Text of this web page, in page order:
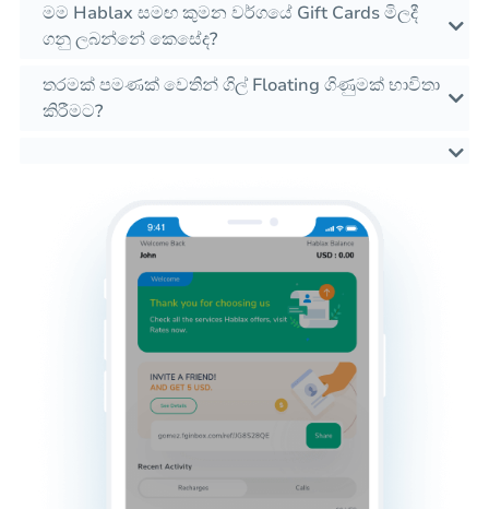
මම Hablax සමඟ කුමන වර්ගයේ Gift Cards මිලදී
ගනු ලබන්නේ කෙසේද?
තරමක් පමණක් වෙතින් ගිල් Floating ගිණුමක් භාවිතා
කිරීමට?